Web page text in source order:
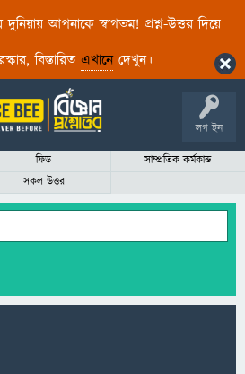
দুনিয়ায় আপনাকে স্বাগতম! প্রশ্ন-উত্তর দিয়ে
বিস্তারিত এখানেদেখুন।
লগ ইন
ফিড
সাম্প্রতিক কর্মকান্ড
সকল উত্তর